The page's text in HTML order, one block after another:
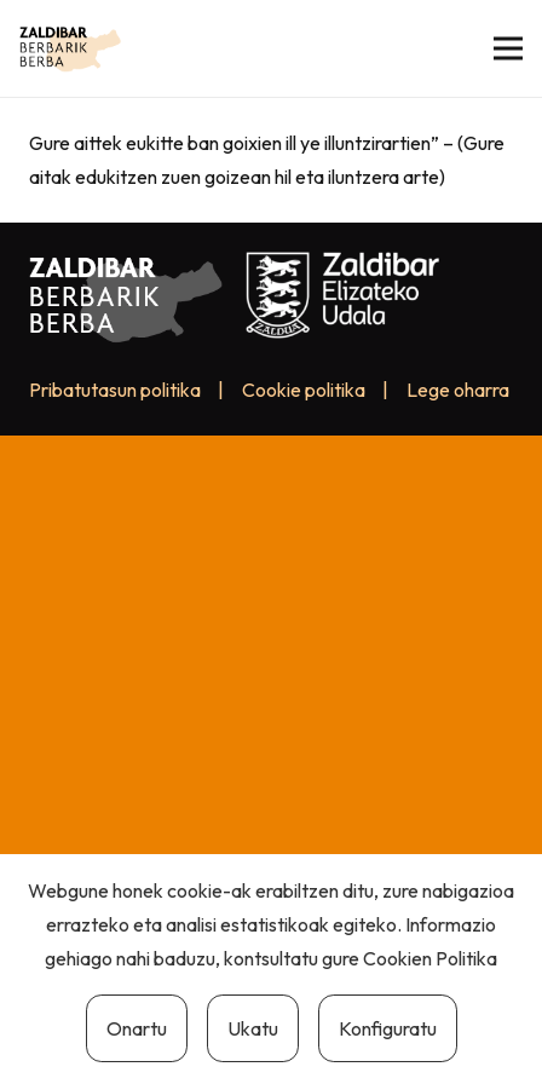
Gure aittek eukitte ban goixien ill ye illuntzirartien” – (Gure
aitak edukitzen zuen goizean hil eta iluntzera arte)
Pribatutasun politika Cookie politika Lege oharra
Webgune honek cookie-ak erabiltzen ditu, zure nabigazioa
errazteko eta analisi estatistikoak egiteko. Informazio
gehiago nahi baduzu, kontsultatu gureCookien Politika
Onartu Ukatu Konfiguratu